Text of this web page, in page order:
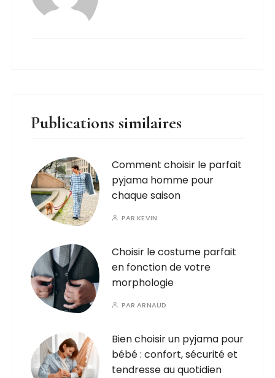
Publications similaires
Comment choisir le parfait
pyjama homme pour
chaque saison
PARKEVIN
Choisir le costume parfait
en fonction de votre
morphologie
PARARNAUD
Bien choisir un pyjama pour
bébé : confort, sécurité et
tendresse au quotidien